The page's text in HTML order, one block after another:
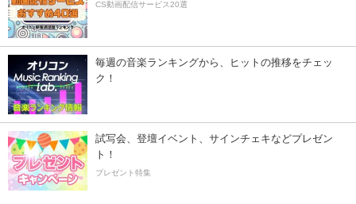
CS動画配信サービス20選
毎週の音楽ランキングから、ヒットの推移をチェッ
ク！
試写会、登壇イベント、サインチェキなどプレゼン
ト！
プレゼント特集